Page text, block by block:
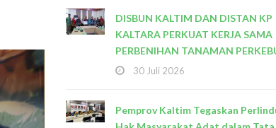
DISBUN KALTIM DAN DISTAN KP
KALTARA PERKUAT KERJA SAMA
PERBENIHAN TANAMAN
30 Juli 2026
Pemprov Kaltim Tegaskan